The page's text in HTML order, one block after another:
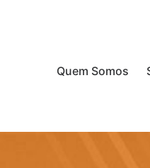
Quem Somos